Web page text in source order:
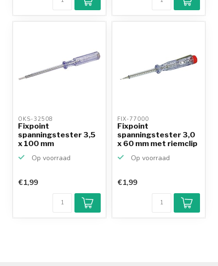
OKS-32508
Fixpoint
spanningstester 3,5
x 100 mm
Op voorraad
€1,99
FIX-77000
Fixpoint
spanningstester 3,0
x 60 mm met riemclip
Op voorraad
€1,99